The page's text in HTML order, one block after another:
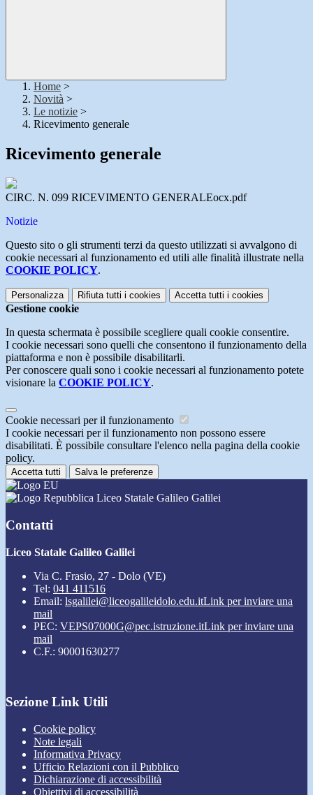
Home >
Novità >
Le notizie >
Ricevimento generale
Ricevimento generale
CIRC. N. 099 RICEVIMENTO GENERALEocx.pdf
Notizie
Questo sito o gli strumenti terzi da questo utilizzati si avvalgono di
cookie necessari al funzionamento ed utili alle finalità illustrate nella
COOKIE POLICY.
Personalizza Rifiuta tutti i cookies Accetta tutti i cookies
Gestione cookie
In questa schermata è possibile scegliere quali cookie consentire.
I cookie necessari sono quelli che consentono il funzionamento della
piattaforma e non è possibile disabilitarli.
Per conoscere quali sono i cookie necessari al funzionamento potete
visionare la COOKIE POLICY.
Cookie necessari per il funzionamento
I cookie necessari per il funzionamento non possono essere
disabilitati. È possibile consultare l'elenco nella pagina della cookie
policy.
Accetta tutti Salva le preferenze
Liceo Statale Galileo Galilei
Contatti
Liceo Statale Galileo Galilei
Via C. Frasio, 27 - Dolo (VE)
Tel: 041 411516
Email: lsgalilei@liceogalileidolo.edu.itLink per inviare una
mail
PEC: VEPS07000G@pec.istruzione.itLink per inviare una
mail
C.F.: 90001630277
Sezione Link Utili
Cookie policy
Note legali
Informativa Privacy
Ufficio Relazioni con il Pubblico
Dichiarazione di accessibilità
Obiettivi di accessibilità